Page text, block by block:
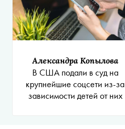
Александра Копылова
В США подали в суд на
крупнейшие соцсети из-за
зависимости детей от них